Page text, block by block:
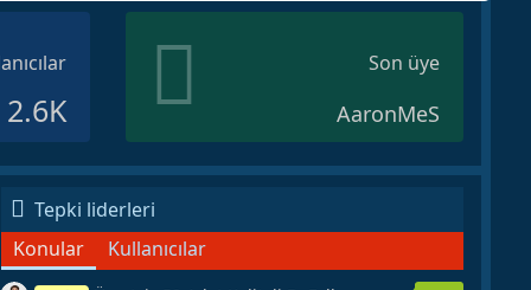
2.6K
Son üye
AaronMeS
Tepki liderleri
Konular
Kullanıcılar